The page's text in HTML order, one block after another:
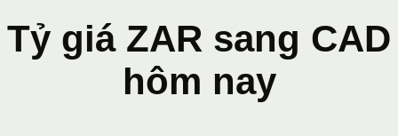
Tỷ giá ZAR sang CAD
hôm nay